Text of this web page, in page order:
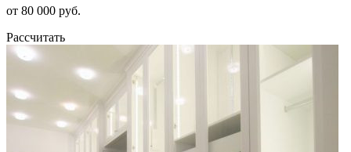
от 80 000 руб.
Рассчитать